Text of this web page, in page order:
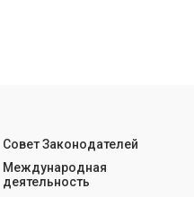
Совет Законодателей
Международная
деятельность